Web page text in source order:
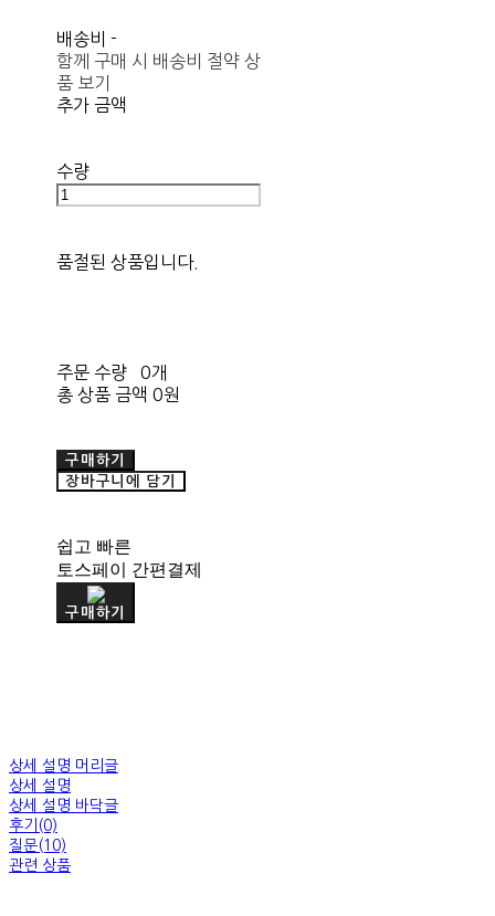
배송비-
함께 구매 시 배송비 절약 상
품 보기
추가 금액
수량
품절된 상품입니다.
주문 수량
0개
총 상품 금액 0원
구매하기
장바구니에 담기
쉽고 빠른
토스페이 간편결제
구매하기
상세 설명 머리글
상세 설명
상세 설명 바닥글
후기(0)
질문(10)
관련 상품